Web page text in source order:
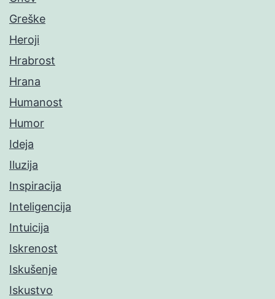
Greške
Heroji
Hrabrost
Hrana
Humanost
Humor
Ideja
Iluzija
Inspiracija
Inteligencija
Intuicija
Iskrenost
Iskušenje
Iskustvo